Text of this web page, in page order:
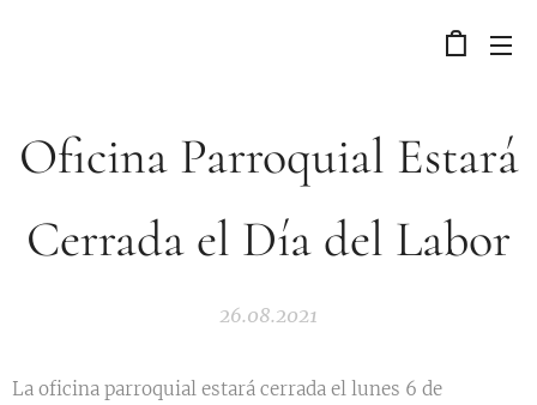
Oficina Parroquial Estará
Cerrada el Día del Labor
26.08.2021
La oficina parroquial estará cerrada el lunes 6 de